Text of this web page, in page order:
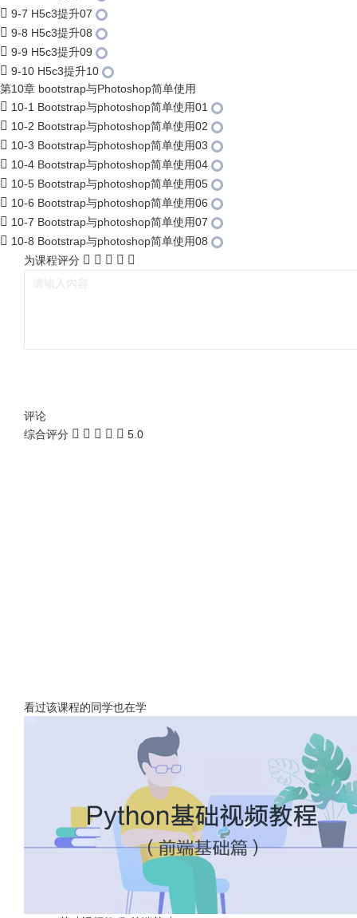
9-7 H5c3提升07
9-8 H5c3提升08
9-9 H5c3提升09
9-10 H5c3提升10
第10章 bootstrap与Photoshop简单使用
10-1 Bootstrap与photoshop简单使用01
10-2 Bootstrap与photoshop简单使用02
10-3 Bootstrap与photoshop简单使用03
10-4 Bootstrap与photoshop简单使用04
10-5 Bootstrap与photoshop简单使用05
10-6 Bootstrap与photoshop简单使用06
10-7 Bootstrap与photoshop简单使用07
10-8 Bootstrap与photoshop简单使用08
为课程评分
评论
综合评分
5.0
看过该课程的同学也在学